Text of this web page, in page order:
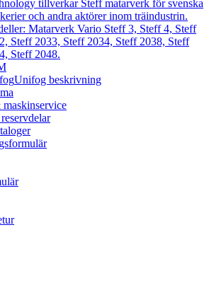
tillverkar Steff matarverk för svenska
och andra aktörer inom träindustrin.
Matarverk Vario Steff 3, Steff 4, Steff
Steff 2033, Steff 2034, Steff 2038, Steff
Steff 2048.
Unifog beskrivning